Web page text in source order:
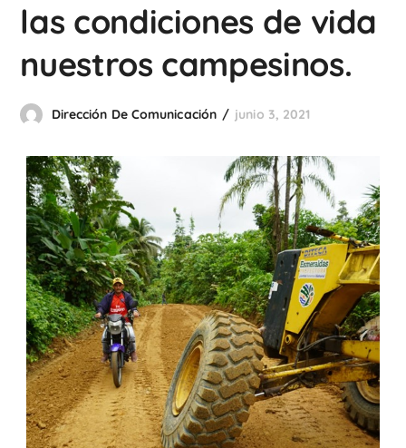
las condiciones de vida
nuestros campesinos.
Dirección De Comunicación junio 3, 2021